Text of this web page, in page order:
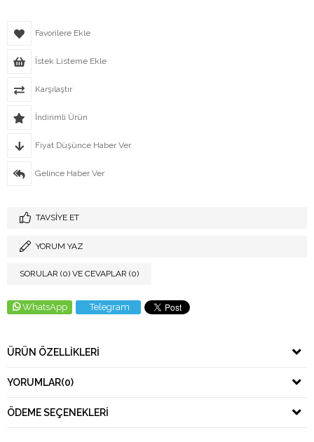
Favorilere Ekle
İstek Listeme Ekle
Karşılaştır
İndirimli Ürün
Fiyat Düşünce Haber Ver
Gelince Haber Ver
TAVSIYE ET
YORUM YAZ
SORULAR (0) VE CEVAPLAR (0)
WhatsApp Telegram
ÜRÜN ÖZELLIKLERI
YORUMLAR(0)
ÖDEME SEÇENEKLERI